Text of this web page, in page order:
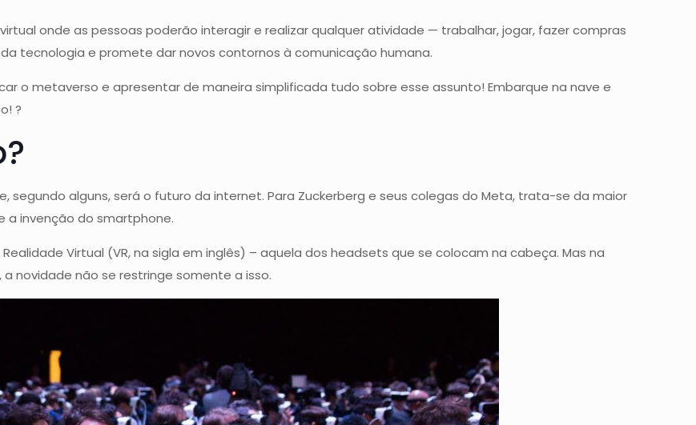
onde as pessoas poderão interagir e realizar qualquer atividade — trabalhar, jogar, fazer compras
tecnologia e promete dar novos contornos à comunicação humana.
o metaverso e apresentar de maneira simplificada tudo sobre esse assunto! Embarque na nave e
?
segundo alguns, será o futuro da internet. Para Zuckerberg e seus colegas do Meta, trata-se da maior
a invenção do smartphone.
Virtual (VR, na sigla em inglês) – aquela dos headsets que se colocam na cabeça. Mas na
novidade não se restringe somente a isso.